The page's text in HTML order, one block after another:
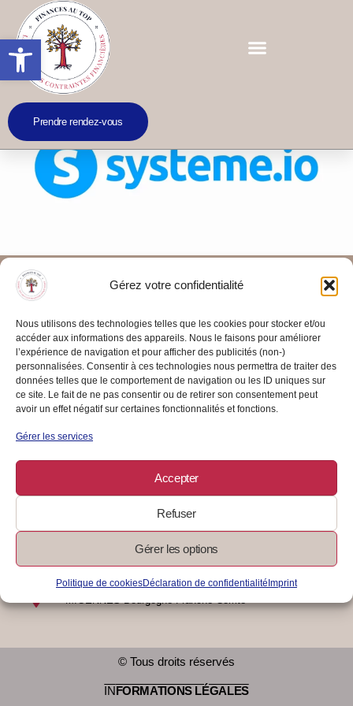
Gérez votre confidentialité
Nous utilisons des technologies telles que les cookies pour stocker et/ou
accéder aux informations des appareils. Nous le faisons pour améliorer
l’expérience de navigation et pour afficher des publicités (non-)
personnalisées. Consentir à ces technologies nous permettra de traiter des
données telles que le comportement de navigation ou les ID uniques sur
ce site. Le fait de ne pas consentir ou de retirer son consentement peut
avoir un effet négatif sur certaines fonctionnalités et fonctions.
Gérer les services
Accepter
Refuser
Gérer les options
Politique de cookiesDéclaration de confidentialité Imprint
Ouvrir la barre d’outils
Prendre rendez-vous
Une plateforme marketing tout-en-
un
RESSOURCES
System.io, la plateforme marketing tout-en-un
17/06/2024 / 0 Commentaire Lire La Suite
07 83 17 81 04
© Tous droits réservés
INFORMATIONS LÉGALES